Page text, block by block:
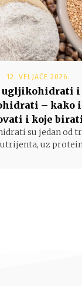
12. VELJAČE 2026.
ugljikohidrati i
– kako
i koje
su jedan od
uz